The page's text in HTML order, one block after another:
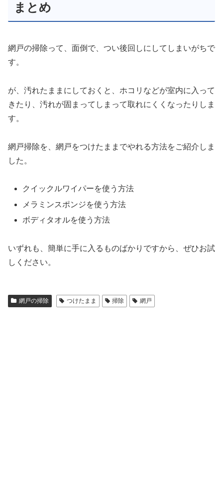
まとめ
網戸の掃除って、面倒で、つい後回しにしてしまいがちで
す。
が、汚れたままにしておくと、ホコリなどが室内に入って
きたり、汚れが固まってしまって取れにくくなったりしま
す。
網戸掃除を、網戸をつけたままでやれる方法をご紹介しま
した。
クイックルワイパーを使う方法
メラミンスポンジを使う方法
ボディタオルを使う方法
いずれも、簡単に手に入るものばかりですから、ぜひお試
しください。
網戸の掃除 つけたまま 掃除 網戸